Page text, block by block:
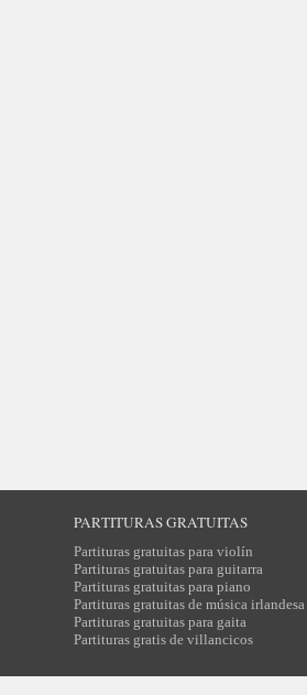
PARTITURAS GRATUITAS
Partituras gratuitas para violín
Partituras gratuitas para guitarra
Partituras gratuitas para piano
Partituras gratuitas de música irlandesa
Partituras gratuitas para gaita
Partituras gratis de villancicos